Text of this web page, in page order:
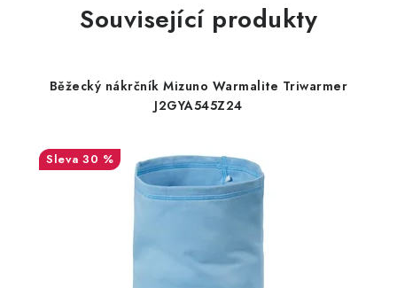
Související produkty
Běžecký nákrčník Mizuno Warmalite Triwarmer
J2GYA545Z24
30 %